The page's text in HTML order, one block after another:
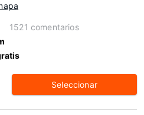
1521 comentarios
Seleccionar